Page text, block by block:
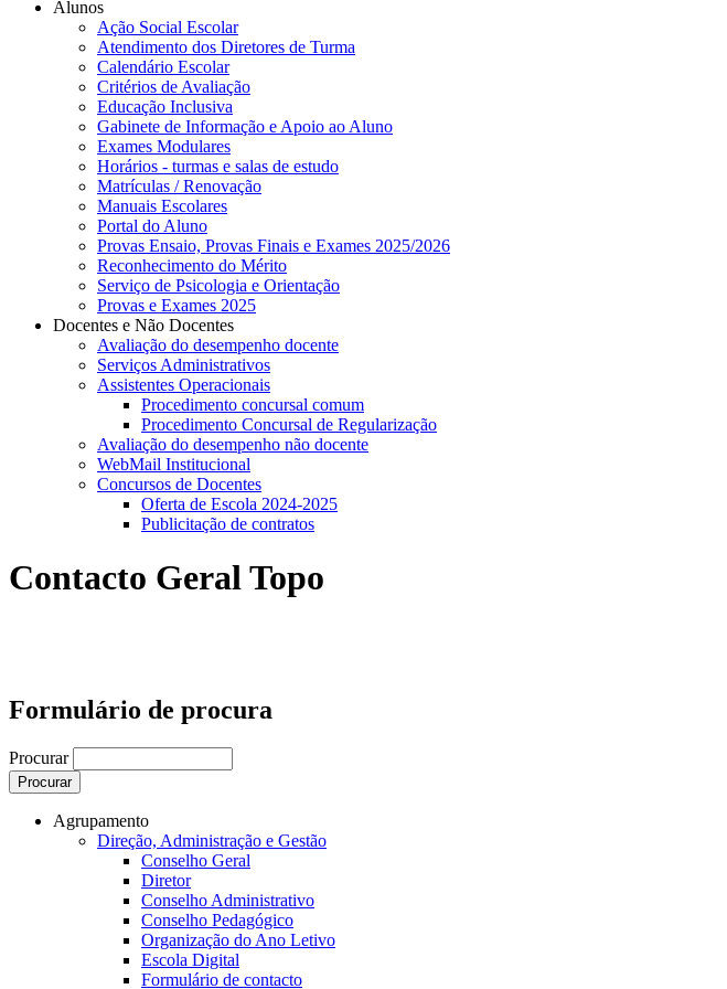
Alunos
Ação Social Escolar
Atendimento dos Diretores de Turma
Calendário Escolar
Critérios de Avaliação
Educação Inclusiva
Gabinete de Informação e Apoio ao Aluno
Exames Modulares
Horários - turmas e salas de estudo
Matrículas / Renovação
Manuais Escolares
Portal do Aluno
Provas Ensaio, Provas Finais e Exames 2025/2026
Reconhecimento do Mérito
Serviço de Psicologia e Orientação
Provas e Exames 2025
Docentes e Não Docentes
Avaliação do desempenho docente
Serviços Administrativos
Assistentes Operacionais
Procedimento concursal comum
Procedimento Concursal de Regularização
Avaliação do desempenho não docente
WebMail Institucional
Concursos de Docentes
Oferta de Escola 2024-2025
Publicitação de contratos
Contacto Geral Topo
Formulário de procura
Procurar
Agrupamento
Direção, Administração e Gestão
Conselho Geral
Diretor
Conselho Administrativo
Conselho Pedagógico
Organização do Ano Letivo
Escola Digital
Formulário de contacto